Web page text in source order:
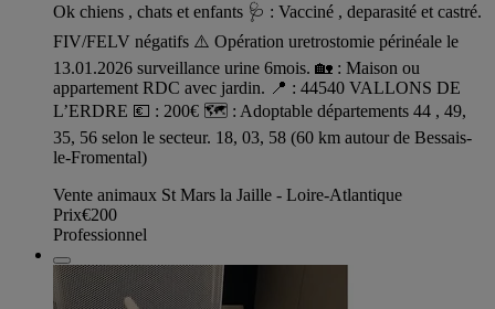
Ok chiens , chats et enfants 🩺 : Vacciné , deparasité et castré.
FIV/FELV négatifs ⚠️ Opération uretrostomie périnéale le
13.01.2026 surveillance urine 6mois. 🏡 : Maison ou
appartement RDC avec jardin. 📍 : 44540 VALLONS DE
L’ERDRE 💶 : 200€ 🗺️ : Adoptable départements 44 , 49,
35, 56 selon le secteur. 18, 03, 58 (60 km autour de Bessais-
le-Fromental)
Vente animaux St Mars la Jaille - Loire-Atlantique
Prix€200
Professionnel